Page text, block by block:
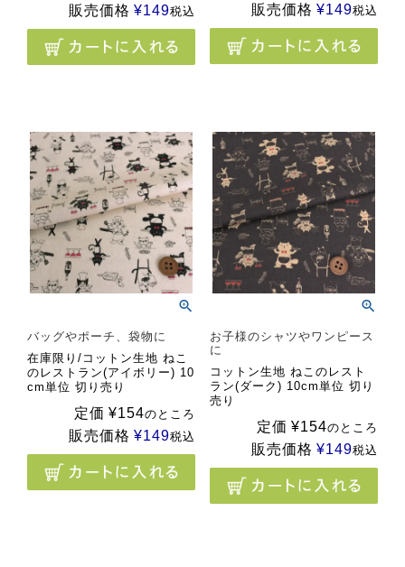
販売価格 ¥149税込 販売価格 ¥149税込
バッグやポーチ、袋物に
在庫限り/コットン生地 ねこ
のレストラン(アイボリー) 10
cm単位 切り売り
定価 ¥154のところ
販売価格 ¥149税込
お子様のシャツやワンピース
に
コットン生地 ねこのレスト
ラン(ダーク) 10cm単位 切り
売り
定価 ¥154のところ
販売価格 ¥149税込